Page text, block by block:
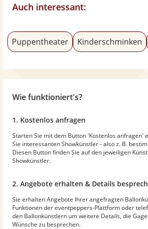
Auch interessant:
Puppentheater Kinderschminken
Wie funktioniert's?
1. Kostenlos anfragen
Starten Sie mit dem Button 'Kostenlos anfragen'
Sie interessanten Showkünstler - also z. B.
Diesen Button finden Sie auf den jeweiligen
Showkünstler.
2. Angebote erhalten & Details
Sie erhalten Angebote Ihrer angefragten
Funktionen der eventpeppers-Plattform oder
den Ballonkünstlern um weitere Details, die
Wünsche zu besprechen.